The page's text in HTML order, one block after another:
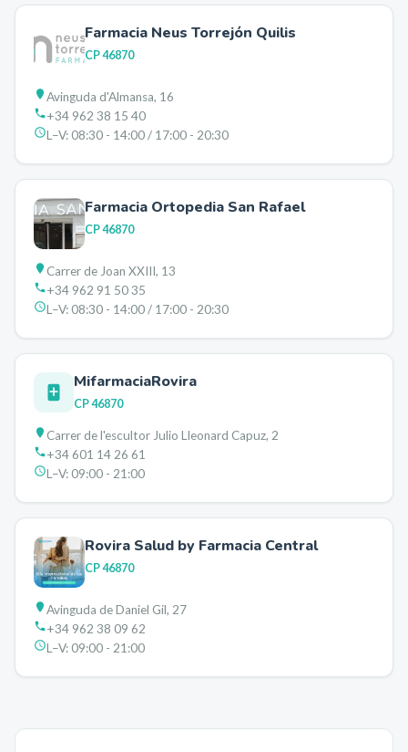
Farmacia Neus Torrejón Quilis
CP46870
Avinguda d'Almansa, 16
+34 962 38 15 40
L–V:08:30 - 14:00 / 17:00 - 20:30
Farmacia Ortopedia San Rafael
CP46870
Carrer de Joan XXIII, 13
+34 962 91 50 35
L–V:08:30 - 14:00 / 17:00 - 20:30
MifarmaciaRovira
CP46870
Carrer de l'escultor Julio Lleonard Capuz, 2
+34 601 14 26 61
L–V:09:00 - 21:00
Rovira Salud by Farmacia Central
CP46870
Avinguda de Daniel Gil, 27
+34 962 38 09 62
L–V:09:00 - 21:00